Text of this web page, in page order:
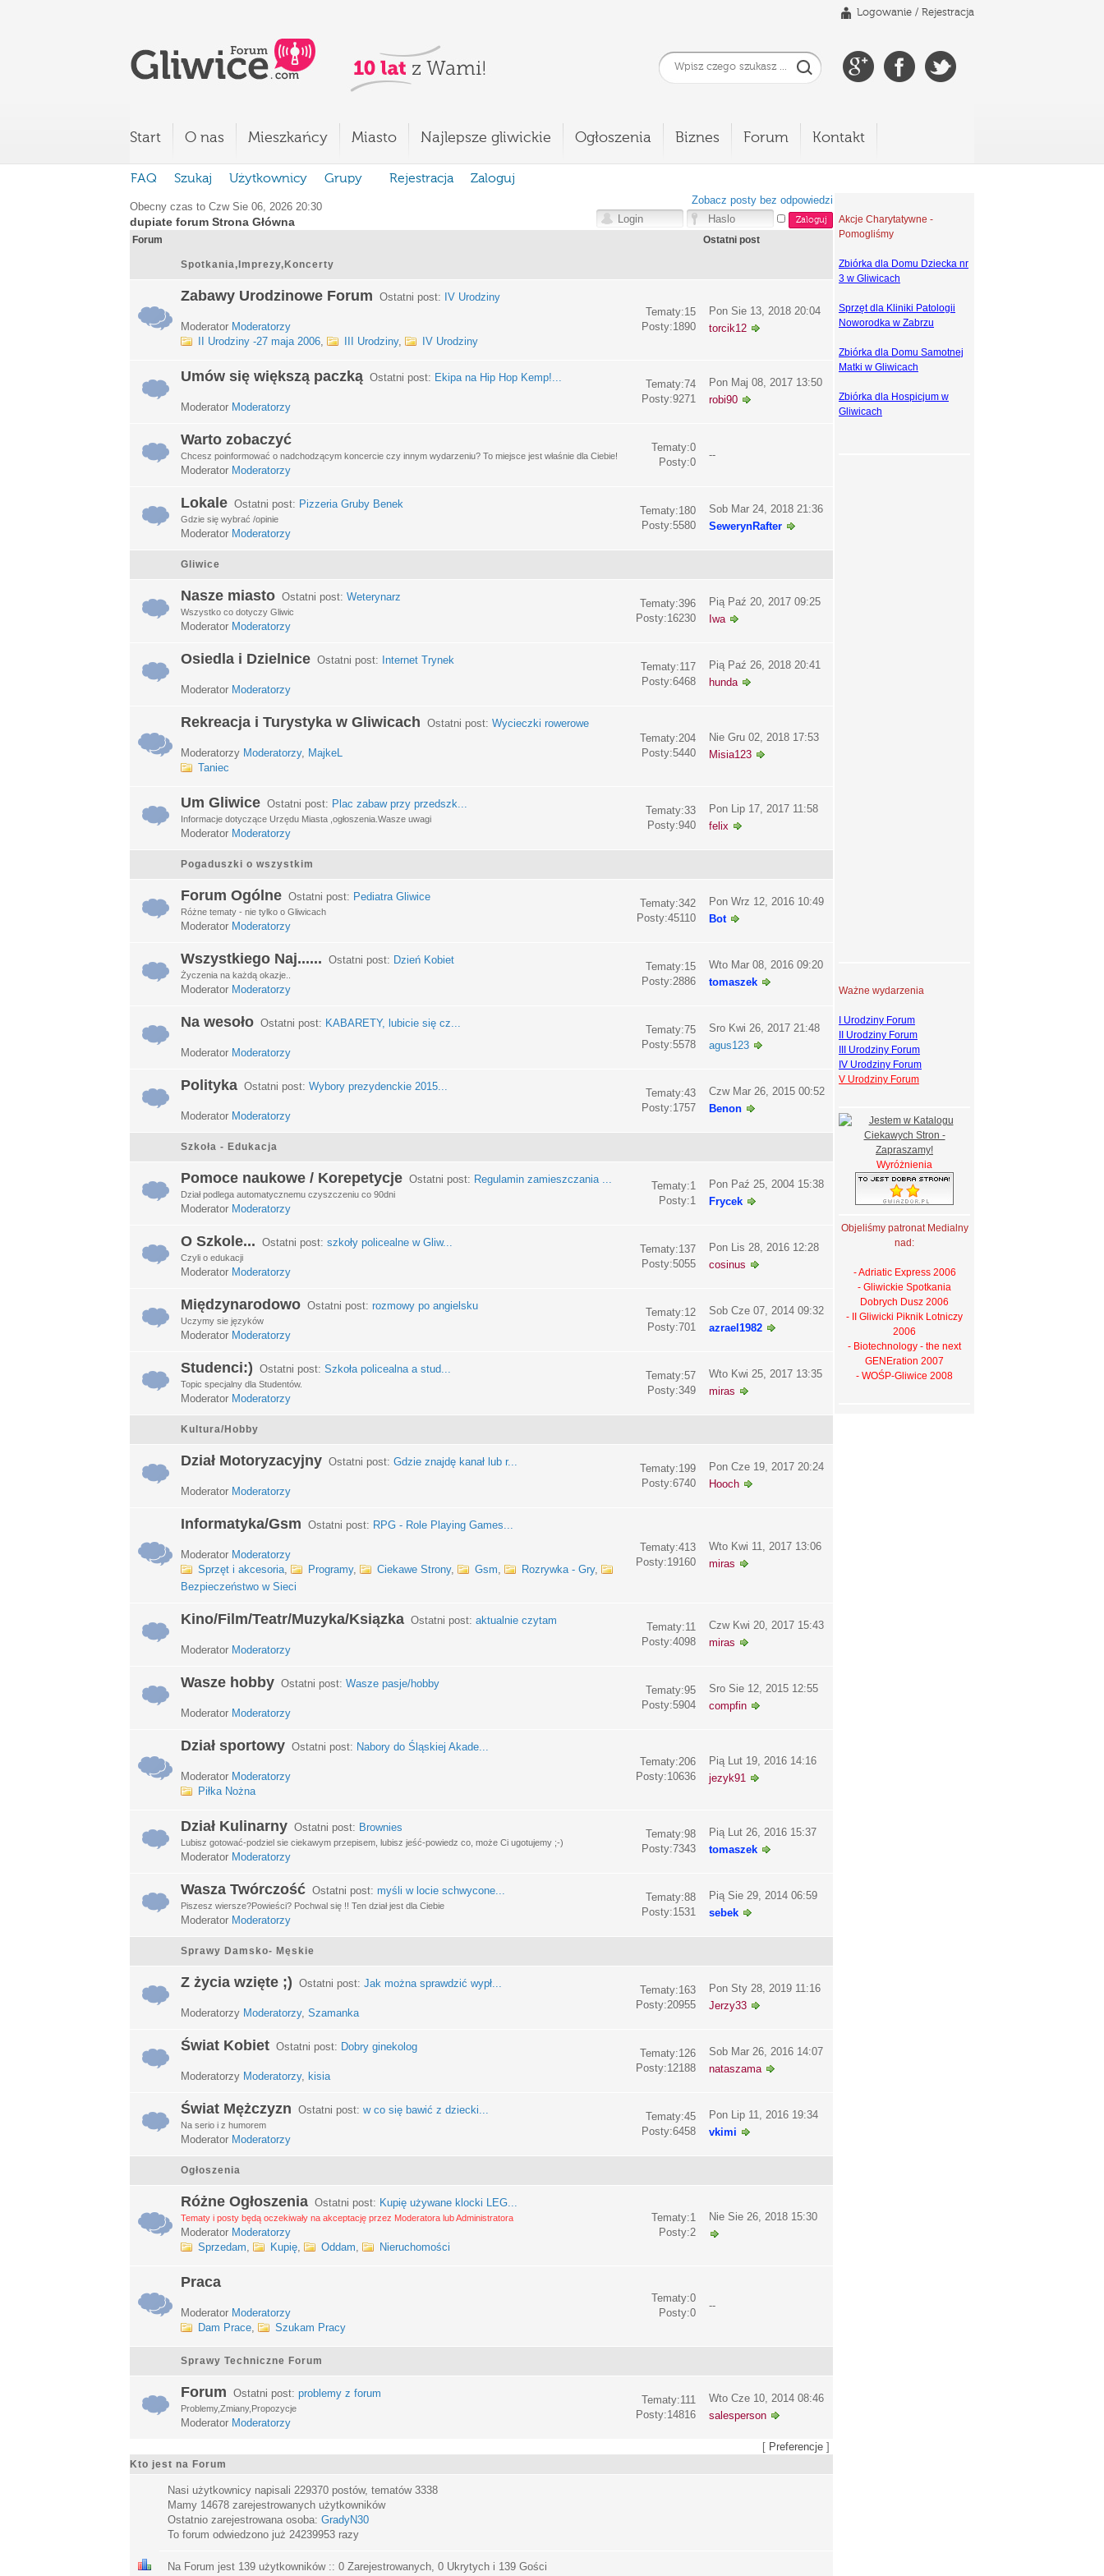
Logowanie / Rejestracja
Start O nas Mieszkańcy Miasto Najlepsze gliwickie Ogłoszenia Biznes Forum Kontakt
FAQ Szukaj Użytkownicy Grupy Rejestracja Zaloguj
Obecny czas to Czw Sie 06, 2026 20:30
dupiate forum Strona Główna
Zobacz posty bez odpowiedzi
Forum Ostatni post
Spotkania,Imprezy,Koncerty
Zabawy Urodzinowe Forum Ostatni post: IV Urodziny
Moderator Moderatorzy
II Urodziny -27 maja 2006, III Urodziny, IV Urodziny
Tematy:15
Posty:1890
Pon Sie 13, 2018 20:04
torcik12
Umów się większą paczką Ostatni post: Ekipa na Hip Hop Kemp!...
Moderator Moderatorzy
Tematy:74
Posty:9271
Pon Maj 08, 2017 13:50
robi90
Warto zobaczyć
Chcesz poinformować o nadchodzącym koncercie czy innym wydarzeniu? To miejsce jest właśnie dla Ciebie!
Moderator Moderatorzy
Tematy:0
Posty:0
--
Lokale Ostatni post: Pizzeria Gruby Benek
Gdzie się wybrać /opinie
Moderator Moderatorzy
Tematy:180
Posty:5580
Sob Mar 24, 2018 21:36
SewerynRafter
Gliwice
Nasze miasto Ostatni post: Weterynarz
Wszystko co dotyczy Gliwic
Moderator Moderatorzy
Tematy:396
Posty:16230
Pią Paź 20, 2017 09:25
Iwa
Osiedla i Dzielnice Ostatni post: Internet Trynek
Moderator Moderatorzy
Tematy:117
Posty:6468
Pią Paź 26, 2018 20:41
hunda
Rekreacja i Turystyka w Gliwicach Ostatni post: Wycieczki rowerowe
Moderatorzy Moderatorzy, MajkeL
Taniec
Tematy:204
Posty:5440
Nie Gru 02, 2018 17:53
Misia123
Um Gliwice Ostatni post: Plac zabaw przy przedszk...
Informacje dotyczące Urzędu Miasta ,ogłoszenia.Wasze uwagi
Moderator Moderatorzy
Tematy:33
Posty:940
Pon Lip 17, 2017 11:58
felix
Pogaduszki o wszystkim
Forum Ogólne Ostatni post: Pediatra Gliwice
Różne tematy - nie tylko o Gliwicach
Moderator Moderatorzy
Tematy:342
Posty:45110
Pon Wrz 12, 2016 10:49
Bot
Wszystkiego Naj...... Ostatni post: Dzień Kobiet
Życzenia na każdą okazje..
Moderator Moderatorzy
Tematy:15
Posty:2886
Wto Mar 08, 2016 09:20
tomaszek
Na wesoło Ostatni post: KABARETY, lubicie się cz...
Moderator Moderatorzy
Tematy:75
Posty:5578
Sro Kwi 26, 2017 21:48
agus123
Polityka Ostatni post: Wybory prezydenckie 2015...
Moderator Moderatorzy
Tematy:43
Posty:1757
Czw Mar 26, 2015 00:52
Benon
Szkoła - Edukacja
Pomoce naukowe / Korepetycje Ostatni post: Regulamin zamieszczania ...
Dział podlega automatycznemu czyszczeniu co 90dni
Moderator Moderatorzy
Tematy:1
Posty:1
Pon Paź 25, 2004 15:38
Frycek
O Szkole... Ostatni post: szkoły policealne w Gliw...
Czyli o edukacji
Moderator Moderatorzy
Tematy:137
Posty:5055
Pon Lis 28, 2016 12:28
cosinus
Międzynarodowo Ostatni post: rozmowy po angielsku
Uczymy sie języków
Moderator Moderatorzy
Tematy:12
Posty:701
Sob Cze 07, 2014 09:32
azrael1982
Studenci:) Ostatni post: Szkoła policealna a stud...
Topic specjalny dla Studentów.
Moderator Moderatorzy
Tematy:57
Posty:349
Wto Kwi 25, 2017 13:35
miras
Kultura/Hobby
Dział Motoryzacyjny Ostatni post: Gdzie znajdę kanał lub r...
Moderator Moderatorzy
Tematy:199
Posty:6740
Pon Cze 19, 2017 20:24
Hooch
Informatyka/Gsm Ostatni post: RPG - Role Playing Games...
Moderator Moderatorzy
Sprzęt i akcesoria, Programy, Ciekawe Strony, Gsm, Rozrywka - Gry,
Bezpieczeństwo w Sieci
Tematy:413
Posty:19160
Wto Kwi 11, 2017 13:06
miras
Kino/Film/Teatr/Muzyka/Ksiązka Ostatni post: aktualnie czytam
Moderator Moderatorzy
Tematy:11
Posty:4098
Czw Kwi 20, 2017 15:43
miras
Wasze hobby Ostatni post: Wasze pasje/hobby
Moderator Moderatorzy
Tematy:95
Posty:5904
Sro Sie 12, 2015 12:55
compfin
Dział sportowy Ostatni post: Nabory do Śląskiej Akade...
Moderator Moderatorzy
Piłka Nożna
Tematy:206
Posty:10636
Pią Lut 19, 2016 14:16
jezyk91
Dział Kulinarny Ostatni post: Brownies
Lubisz gotować-podziel sie ciekawym przepisem, lubisz jeść-powiedz co, może Ci ugotujemy ;-)
Moderator Moderatorzy
Tematy:98
Posty:7343
Pią Lut 26, 2016 15:37
tomaszek
Wasza Twórczość Ostatni post: myśli w locie schwycone...
Piszesz wiersze?Powieści? Pochwal się !! Ten dział jest dla Ciebie
Moderator Moderatorzy
Tematy:88
Posty:1531
Pią Sie 29, 2014 06:59
sebek
Sprawy Damsko- Męskie
Z życia wzięte ;) Ostatni post: Jak można sprawdzić wypł...
Moderatorzy Moderatorzy, Szamanka
Tematy:163
Posty:20955
Pon Sty 28, 2019 11:16
Jerzy33
Świat Kobiet Ostatni post: Dobry ginekolog
Moderatorzy Moderatorzy, kisia
Tematy:126
Posty:12188
Sob Mar 26, 2016 14:07
nataszama
Świat Mężczyzn Ostatni post: w co się bawić z dziecki...
Na serio i z humorem
Moderator Moderatorzy
Tematy:45
Posty:6458
Pon Lip 11, 2016 19:34
vkimi
Ogłoszenia
Różne Ogłoszenia Ostatni post: Kupię używane klocki LEG...
Tematy i posty będą oczekiwały na akceptację przez Moderatora lub Administratora
Moderator Moderatorzy
Sprzedam, Kupię, Oddam, Nieruchomości
Tematy:1
Posty:2
Nie Sie 26, 2018 15:30
Praca
Moderator Moderatorzy
Dam Prace, Szukam Pracy
Tematy:0
Posty:0
--
Sprawy Techniczne Forum
Forum Ostatni post: problemy z forum
Problemy,Zmiany,Propozycje
Moderator Moderatorzy
Tematy:111
Posty:14816
Wto Cze 10, 2014 08:46
salesperson
[ Preferencje ]
Kto jest na Forum
Nasi użytkownicy napisali 229370 postów, tematów 3338
Mamy 14678 zarejestrowanych użytkowników
Ostatnio zarejestrowana osoba: GradyN30
To forum odwiedzono już 24239953 razy
Na Forum jest 139 użytkowników :: 0 Zarejestrowanych, 0 Ukrytych i 139 Gości
Akcje Charytatywne -
Pomogliśmy
Zbiórka dla Domu Dziecka nr
3 w Gliwicach
Sprzęt dla Kliniki Patologii
Noworodka w Zabrzu
Zbiórka dla Domu Samotnej
Matki w Gliwicach
Zbiórka dla Hospicjum w
Gliwicach
Ważne wydarzenia
I Urodziny Forum
II Urodziny Forum
III Urodziny Forum
IV Urodziny Forum
V Urodziny Forum
Wyróżnienia
Objeliśmy patronat Medialny
nad:
- Adriatic Express 2006
- Gliwickie Spotkania
Dobrych Dusz 2006
- II Gliwicki Piknik Lotniczy
2006
- Biotechnology - the next
GENEration 2007
- WOŚP-Gliwice 2008